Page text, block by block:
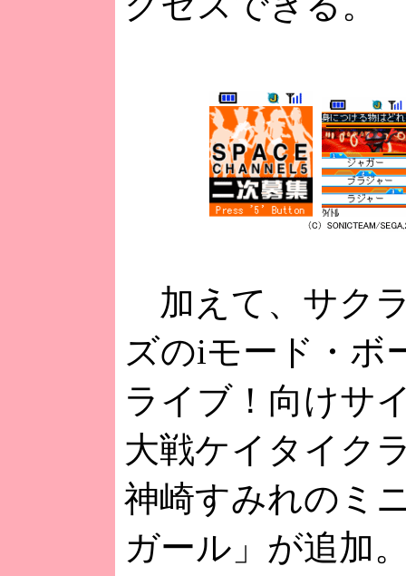
加えて、サク
ズのiモード・ボ
ライブ！向けサ
大戦ケイタイク
神崎すみれのミ
ガール」が追加